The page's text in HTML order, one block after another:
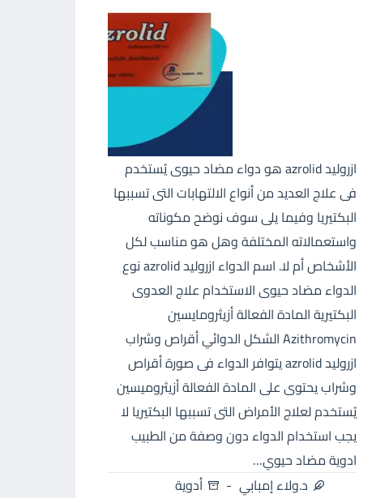
ازروليد azrolid هو دواء مضاد حيوى يُستخدم
فى علاج العديد من أنواع الالتهابات التى تسببها
البكتيريا وفيما يلى سوف نوضح مكوناته
واستعمالاته المختلفة وهل هو مناسب لكل
الأشخاص أم لا. اسم الدواء ازروليد azrolid نوع
الدواء مضاد حيوى الاستخدام علاج العدوى
البكتيرية المادة الفعالة أزيثرومايسين
Azithromycin الشكل الدوائي أقراص وشراب
ازروليد azrolid يتوافر الدواء فى صورة أقراص
وشراب يحتوى على المادة الفعالة أزيثروميسين
يُستخدم لعلاج الأمراض التى تسببها البكتيريا لا
يجب استخدام الدواء دون وصفة من الطبيب
ادوية مضاد حيوي…
د.ولاء إمبابي
أدوية